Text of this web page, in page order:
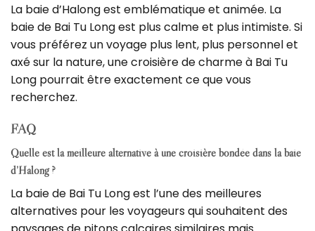
La baie d’Halong est emblématique et animée. La
baie de Bai Tu Long est plus calme et plus intimiste. Si
vous préférez un voyage plus lent, plus personnel et
axé sur la nature, une croisière de charme à Bai Tu
Long pourrait être exactement ce que vous
recherchez.
FAQ
Quelle est la meilleure alternative à une croisière bondée dans la baie
d’Halong ?
La baie de Bai Tu Long est l’une des meilleures
alternatives pour les voyageurs qui souhaitent des